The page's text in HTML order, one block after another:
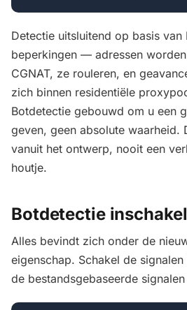
Detectie uitsluitend op basis van
beperkingen — adressen
CGNAT, ze rouleren, en
zich binnen residentiële
Botdetectie gebouwd om u een
geven, geen absolute waarheid.
vanuit het ontwerp, nooit een
houtje.
Botdetectie
Alles bevindt zich onder de
eigenschap. Schakel de
de bestandsgebaseerde